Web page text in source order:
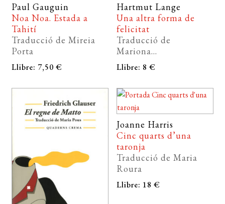
Paul Gauguin
Noa Noa. Estada a
Tahití
Traducció de Mireia
Porta
Llibre: 7,50 €
Hartmut Lange
Una altra forma de
felicitat
Traducció de
Mariona...
Llibre: 8 €
Joanne Harris
Cinc quarts d’una
taronja
Traducció de Maria
Roura
Llibre: 18 €